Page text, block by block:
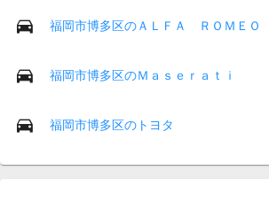
福岡市博多区のＡＬＦＡ ＲＯＭＥＯ
福岡市博多区のＭａｓｅｒａｔｉ
福岡市博多区のトヨタ